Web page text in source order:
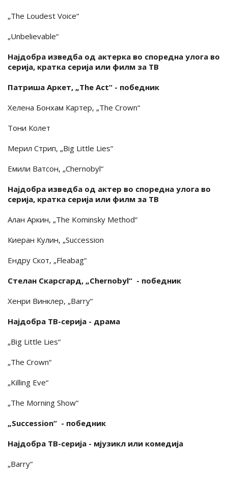
„The Loudest Voice“
„Unbelievable“
Најдобра изведба од актерка во споредна улога во
серија, кратка серија или филм за ТВ
Патриша Аркет, „The Act“ - победник
Хелена Бонхам Картер, „The Crown“
Тони Колет
Мерил Стрип, „Big Little Lies“
Емили Ватсон, „Chernobyl“
Најдобра изведба од актер во споредна улога во
серија, кратка серија или филм за ТВ
Алан Аркин, „The Kominsky Method“
Киеран Кулин, „Succession
Eндру Скот, „Fleabag“
Стелан Скарсгард, „Chernobyl“ - победник
Хенри Винклер, „Barry“
Најдобра ТВ-серија - драма
„Big Little Lies“
„The Crown“
„Killing Eve“
„The Morning Show“
„Succession“ - победник
Најдобра ТВ-серија - мјузикл или комедија
„Barry“